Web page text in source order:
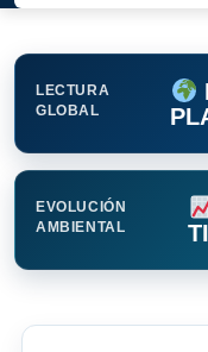
LECTURA
GLOBAL
EVOLUCIÓN
AMBIENTAL